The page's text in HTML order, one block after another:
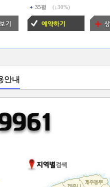
35평 (↓ 30%)
안내